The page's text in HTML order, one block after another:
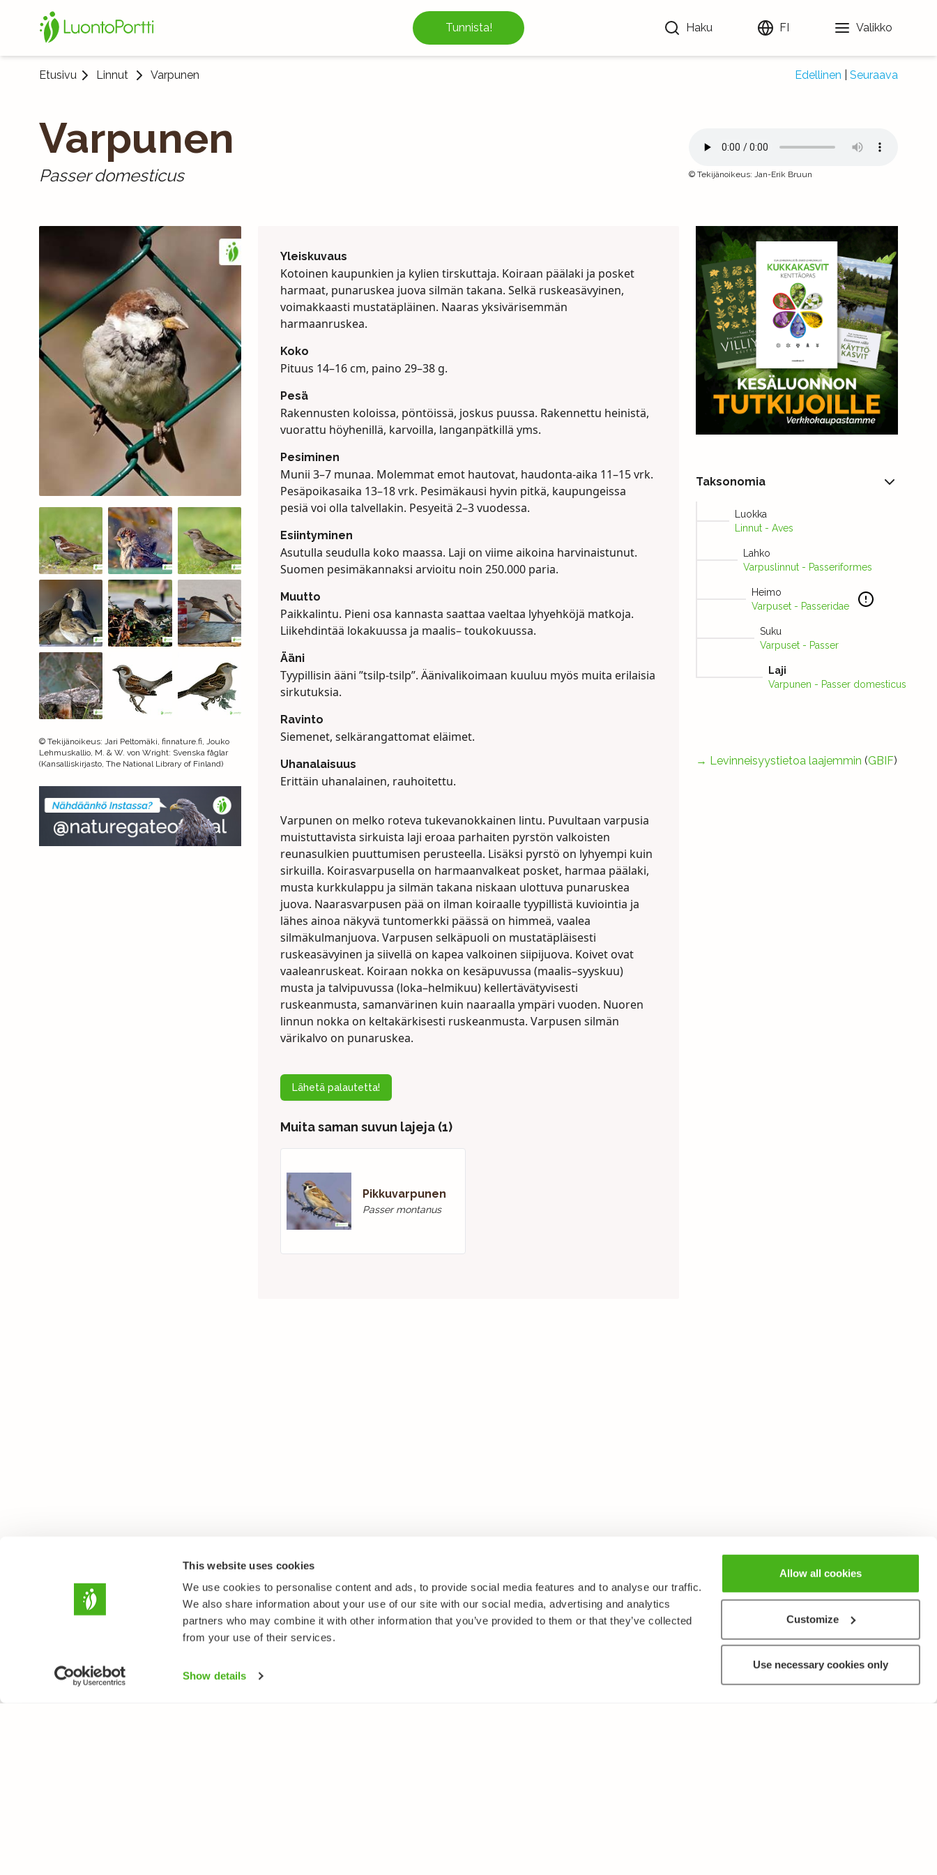
This website uses cookies
We use cookies to personalise content and ads, to provide social media features and to analyse our traffic.
We also share information about your use of our site with our social media, advertising and analytics
partners who may combine it with other information that you’ve provided to them or that they’ve collected
from your use of their services.
Show details
Allow all cookies
Customize
Use necessary cookies only
Tunnista! Haku FI Valikko
Etusivu Linnut Varpunen Edellinen Seuraava
Varpunen
Passer domesticus © Tekijänoikeus: Jan-Erik Bruun
© Tekijänoikeus: Jari Peltomäki, finnature.fi, Jouko
Lehmuskallio, M. & W. von Wright: Svenska fåglar
(Kansalliskirjasto, The National Library of Finland)
Yleiskuvaus
Kotoinen kaupunkien ja kylien tirskuttaja. Koiraan päälaki ja posket
harmaat, punaruskea juova silmän takana. Selkä ruskeasävyinen,
voimakkaasti mustatäpläinen. Naaras yksivärisemmän
harmaanruskea.
Koko
Pituus 14–16 cm, paino 29–38 g.
Pesä
Rakennusten koloissa, pöntöissä, joskus puussa. Rakennettu heinistä,
vuorattu höyhenillä, karvoilla, langanpätkillä yms.
Pesiminen
Munii 3–7 munaa. Molemmat emot hautovat, haudonta-aika 11–15 vrk.
Pesäpoikasaika 13–18 vrk. Pesimäkausi hyvin pitkä, kaupungeissa
pesiä voi olla talvellakin. Pesyeitä 2–3 vuodessa.
Esiintyminen
Asutulla seudulla koko maassa. Laji on viime aikoina harvinaistunut.
Suomen pesimäkannaksi arvioitu noin 250.000 paria.
Muutto
Paikkalintu. Pieni osa kannasta saattaa vaeltaa lyhyehköjä matkoja.
Liikehdintää lokakuussa ja maalis– toukokuussa.
Ääni
Tyypillisin ääni ”tsilp-tsilp”. Äänivalikoimaan kuuluu myös muita erilaisia
sirkutuksia.
Ravinto
Siemenet, selkärangattomat eläimet.
Uhanalaisuus
Erittäin uhanalainen, rauhoitettu.
Varpunen on melko roteva tukevanokkainen lintu. Puvultaan varpusia
muistuttavista sirkuista laji eroaa parhaiten pyrstön valkoisten
reunasulkien puuttumisen perusteella. Lisäksi pyrstö on lyhyempi kuin
sirkuilla. Koirasvarpusella on harmaanvalkeat posket, harmaa päälaki,
musta kurkkulappu ja silmän takana niskaan ulottuva punaruskea
juova. Naarasvarpusen pää on ilman koiraalle tyypillistä kuviointia ja
lähes ainoa näkyvä tuntomerkki päässä on himmeä, vaalea
silmäkulmanjuova. Varpusen selkäpuoli on mustatäpläisesti
ruskeasävyinen ja siivellä on kapea valkoinen siipijuova. Koivet ovat
vaaleanruskeat. Koiraan nokka on kesäpuvussa (maalis–syyskuu)
musta ja talvipuvussa (loka–helmikuu) kellertävätyvisesti
ruskeanmusta, samanvärinen kuin naaraalla ympäri vuoden. Nuoren
linnun nokka on keltakärkisesti ruskeanmusta. Varpusen silmän
värikalvo on punaruskea.
Lähetä palautetta!
Muita saman suvun lajeja (1)
Pikkuvarpunen
Passer montanus
Taksonomia
Luokka
Linnut - Aves
Lahko
Varpuslinnut - Passeriformes
Heimo
Varpuset - Passeridae
Suku
Varpuset - Passer
Laji
Varpunen - Passer domesticus
→ Levinneisyystietoa laajemmin (GBIF)